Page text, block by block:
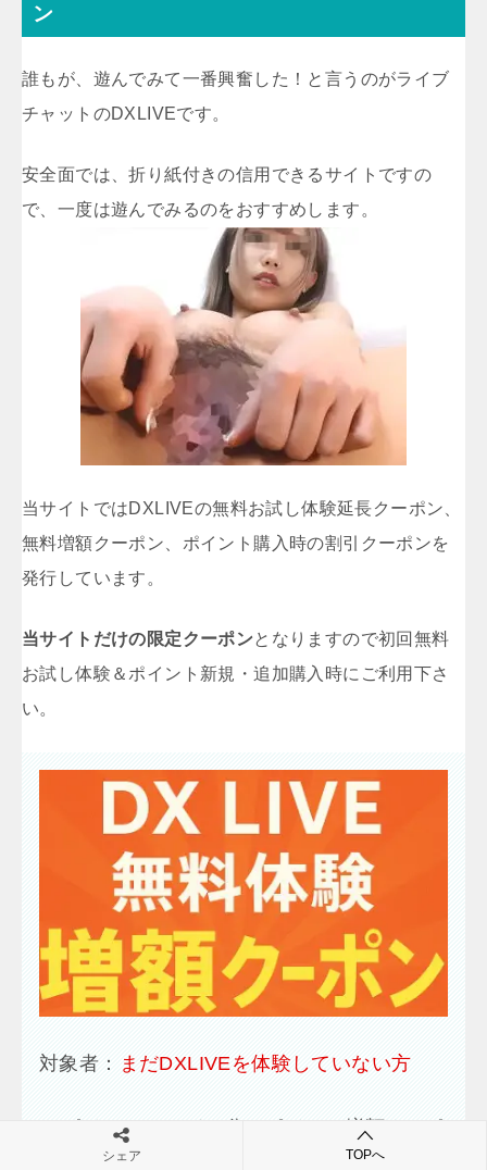
ン
誰もが、遊んでみて一番興奮した！と言うのがライブ
チャットのDXLIVEです。
安全面では、折り紙付きの信用できるサイトですの
で、一度は遊んでみるのをおすすめします。
当サイトではDXLIVEの無料お試し体験延長クーポン、
無料増額クーポン、ポイント購入時の割引クーポンを
発行しています。
当サイトだけの限定クーポンとなりますので初回無料
お試し体験＆ポイント新規・追加購入時にご利用下さ
い。
対象者： まだDXLIVEを体験していない方
5ポイント（10ドル分）ポイント増額クーポ
2YR2U8XX
シェア TOPへ